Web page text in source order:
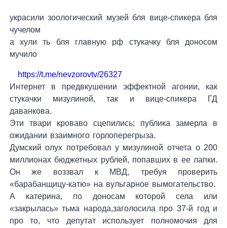
украсили зоологический музей бля вице-спикера бля
чучелом
а хули ть бля главную рф стукачку бля доносом
мучило
https://t.me/nevzorovtv/26327
Интернет в предвкушении эффектной агонии, как
стукачки мизулиной, так и вице-спикера ГД
даванкова.
Эти твари кроваво сцепились; публика замерла в
ожидании взаимного горлоперегрыза.
Думский олух потребовал у мизулиной отчета о 200
миллионах бюджетных рублей, попавших в ее лапки.
Он же воззвал к МВД, требуя проверить
«барабанщицу-катю» на вульгарное вымогательство.
А катерина, по доносам которой села или
«закрылась» тьма народа,заголосила про 37-й год и
про то, что депутат использует полномочия для